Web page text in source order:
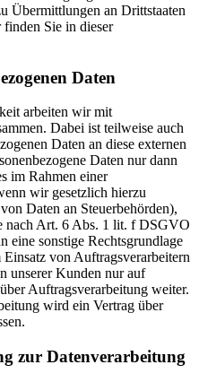
Übermittlungen an Drittstaaten
Sie in dieser
Daten
arbeiten wir mit
Dabei ist teilweise auch
Daten an diese externen
Daten nur dann
im Rahmen einer
wir gesetzlich hierzu
Daten an Steuerbehörden),
nach Art. 6 Abs. 1 lit. f DSGVO
eine sonstige Rechtsgrundlage
von Auftragsverarbeitern
unserer Kunden nur auf
Auftragsverarbeitung weiter.
wird ein Vertrag über
zur Datenverarbeitung